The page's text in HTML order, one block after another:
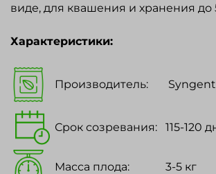
виде, для квашения и хранения до
Характеристики:
Производитель:
Срок созревания: 115-120
Масса плода: 3-5 кг